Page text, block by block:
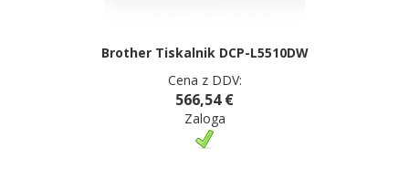
Brother Tiskalnik DCP-L5510DW
Cena z DDV:
566,54 €
Zaloga